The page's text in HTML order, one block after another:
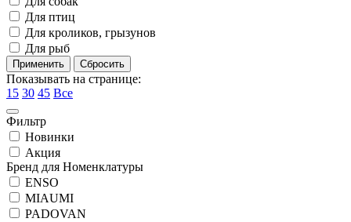
Для птиц
Для кроликов, грызунов
Для рыб
Показывать на странице:
15 30 45 Все
Фильтр
Новинки
Акция
Бренд для Номенклатуры
ENSO
MIAUMI
PADOVAN